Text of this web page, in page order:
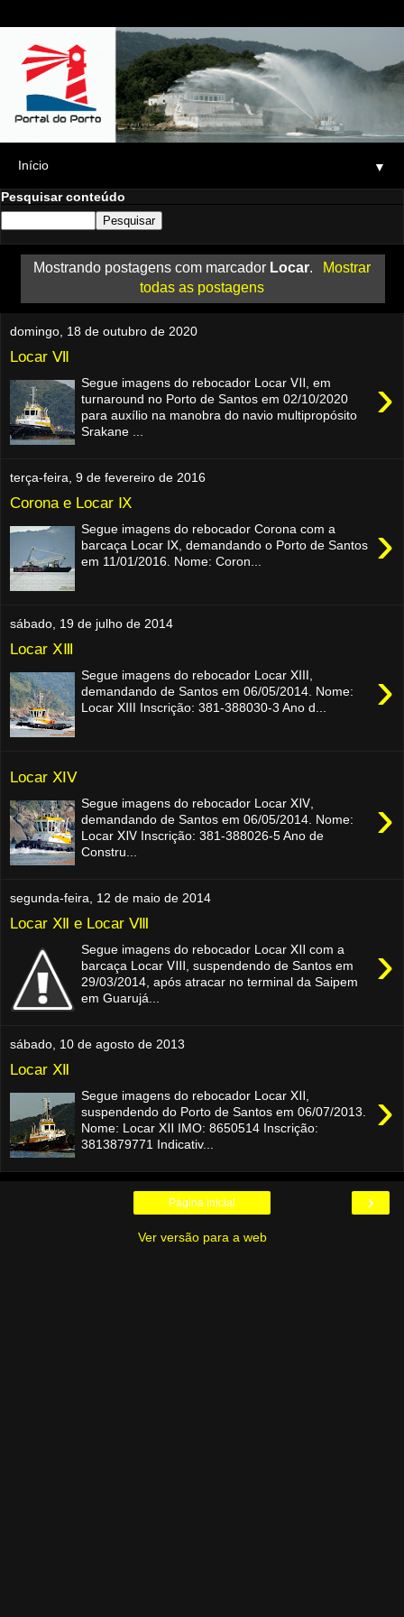
▼
Pesquisar conteúdo
Mostrando postagens com marcador Locar.
Mostrar
todas as postagens
domingo, 18 de outubro de 2020
Locar Ⅶ
›
Segue imagens do rebocador Locar Ⅶ, em
turnaround no Porto de Santos em 02/10/2020
para auxílio na manobra do navio multipropósito
Srakane ...
terça-feira, 9 de fevereiro de 2016
Corona e Locar Ⅸ
›
Segue imagens do rebocador Corona com a
barcaça Locar Ⅸ, demandando o Porto de Santos
em 11/01/2016. Nome: Coron...
sábado, 19 de julho de 2014
Locar ⅩⅢ
›
Segue imagens do rebocador Locar ⅩⅢ,
demandando de Santos em 06/05/2014. Nome:
Locar ⅩⅢ Inscrição: 381-388030-3 Ano d...
Locar ⅪⅤ
›
Segue imagens do rebocador Locar ⅪⅤ,
demandando de Santos em 06/05/2014. Nome:
Locar ⅪⅤ Inscrição: 381-388026-5 Ano de
Constru...
segunda-feira, 12 de maio de 2014
Locar Ⅻ e Locar Ⅷ
›
Segue imagens do rebocador Locar Ⅻ com a
barcaça Locar Ⅷ, suspendendo de Santos em
29/03/2014, após atracar no terminal da Saipem
em Guarujá...
sábado, 10 de agosto de 2013
Locar Ⅻ
›
Segue imagens do rebocador Locar Ⅻ,
suspendendo do Porto de Santos em 06/07/2013.
Nome: Locar Ⅻ IMO: 8650514 Inscrição:
3813879771 Indicativ...
›
Página inicial
Ver versão para a web